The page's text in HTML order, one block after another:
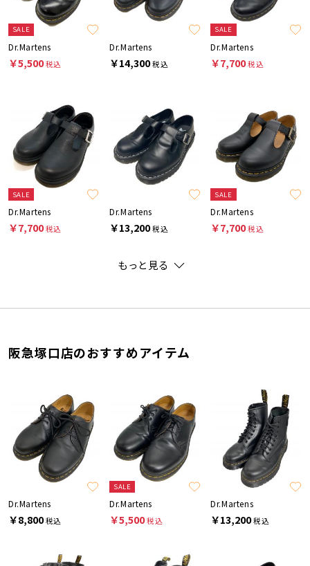
SALE
Dr.Martens
￥5,500税込
Dr.Martens
￥14,300税込
SALE
Dr.Martens
￥7,700税込
SALE
Dr.Martens
￥7,700税込
Dr.Martens
￥13,200税込
SALE
Dr.Martens
￥7,700税込
もっと見る
阪急塚口店のおすすめアイテム
Dr.Martens
￥8,800税込
SALE
Dr.Martens
￥5,500税込
Dr.Martens
￥13,200税込